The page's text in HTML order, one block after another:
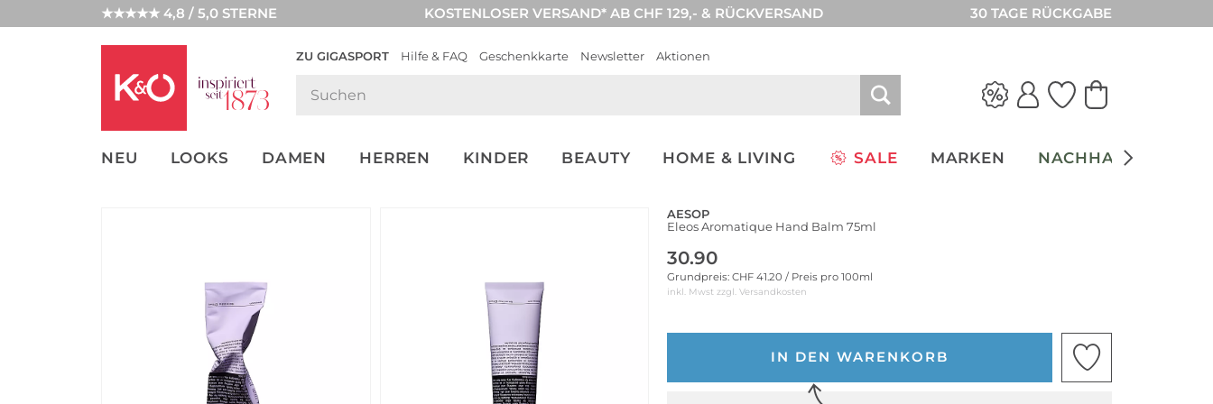
★★★★★ 4,8 / 5,0 STERNE KOSTENLOSER VERSAND* AB CHF 129,- & RÜCKVERSAND 30 TAGE RÜCKGABE
ZU GIGASPORT Hilfe & FAQ Geschenkkarte Newsletter Aktionen
NEU LOOKS DAMEN HERREN KINDER BEAUTY HOME & LIVING SALE MARKEN NACHHALTIGKEIT
NEW IN
WEDDING
AESOP
Eleos Aromatique Hand Balm 75ml
30.90
Grundpreis: CHF 41.20 / Preis pro 100ml
inkl. Mwst zzgl. Versandkosten
IN DEN WARENKORB